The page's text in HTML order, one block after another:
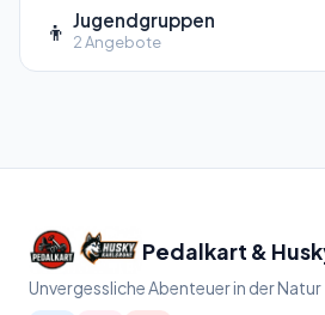
👦 Jugendgruppen
2 Angebote
Pedalkart &
Unvergessliche Abenteuer in der Natur